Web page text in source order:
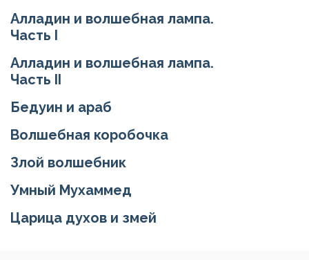
Алладин и волшебная лампа.
Часть I
Алладин и волшебная лампа.
Часть II
Бедуин и араб
Волшебная коробочка
Злой волшебник
Умный Мухаммед
Царица духов и змей